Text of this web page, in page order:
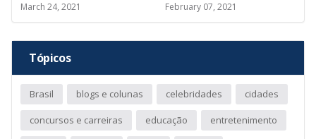
March 24, 2021 February 07, 2021
Tópicos
Brasil blogs e colunas celebridades cidades
concursos e carreiras educação entretenimento